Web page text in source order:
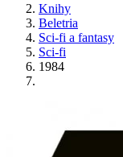
Knihy
Beletria
Sci-fi a fantasy
Sci-fi
1984